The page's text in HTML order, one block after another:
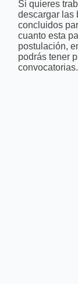
Si quieres
descargar las
concluidos
cuanto esta
postulación,
podrás tener
convocatorias.